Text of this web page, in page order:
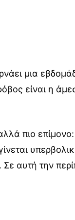
μια
είναι η
πιο επίμονο:
αυτή την